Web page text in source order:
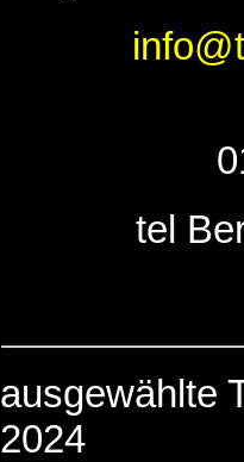
tel
ausgewählte
2024